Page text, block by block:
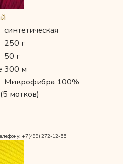
синтетическая
250 г
50 г
300 м
Микрофибра 100%
мотков)
+7(499) 272-12-55